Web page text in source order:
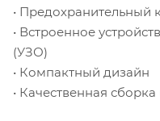
• Предохранительный
• Встроенное
(УЗО)
• Компактный дизайн
• Качественная